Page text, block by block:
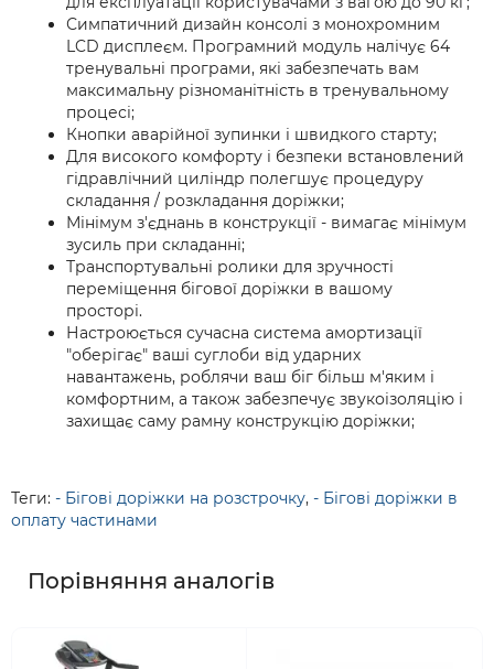
Симпатичний дизайн консолі з монохромним
LCD дисплеєм. Програмний модуль налічує 64
тренувальні програми, які забезпечать вам
максимальну різноманітність в тренувальному
процесі;
Кнопки аварійної зупинки і швидкого старту;
Для високого комфорту і безпеки встановлений
гідравлічний циліндр полегшує процедуру
складання / розкладання доріжки;
Мінімум з'єднань в конструкції - вимагає мінімум
зусиль при складанні;
Транспортувальні ролики для зручності
переміщення бігової доріжки в вашому
просторі.
Настроюється сучасна система амортизації
"оберігає" ваші суглоби від ударних
навантажень, роблячи ваш біг більш м'яким і
комфортним, а також забезпечує звукоізоляцію і
захищає саму рамну конструкцію доріжки;
Теги: - Бігові доріжки на розстрочку, - Бігові доріжки в
оплату частинами
Порівняння аналогів